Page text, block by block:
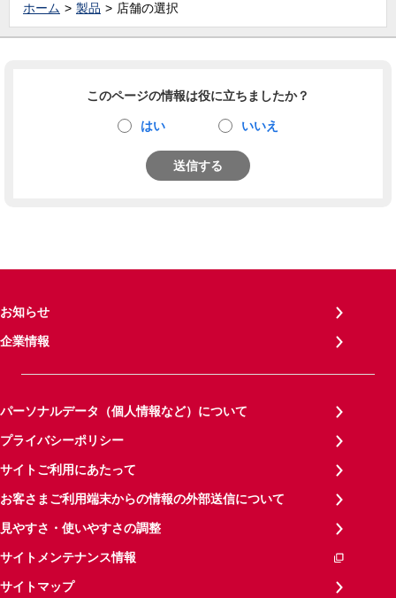
ホーム 製品 店舗の選択
このページの情報は役に立ちましたか？
はい いいえ
送信する
お知らせ
企業情報
パーソナルデータ（個人情報など）について
プライバシーポリシー
サイトご利用にあたって
お客さまご利用端末からの情報の外部送信について
見やすさ・使いやすさの調整
サイトメンテナンス情報
サイトマップ